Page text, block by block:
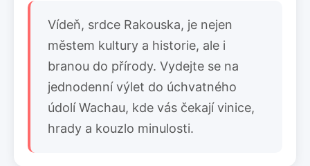
Vídeň, srdce Rakouska, je nejen
městem kultury a historie, ale i
branou do přírody. Vydejte se na
jednodenní výlet do úchvatného
údolí Wachau, kde vás čekají vinice,
hrady a kouzlo minulosti.